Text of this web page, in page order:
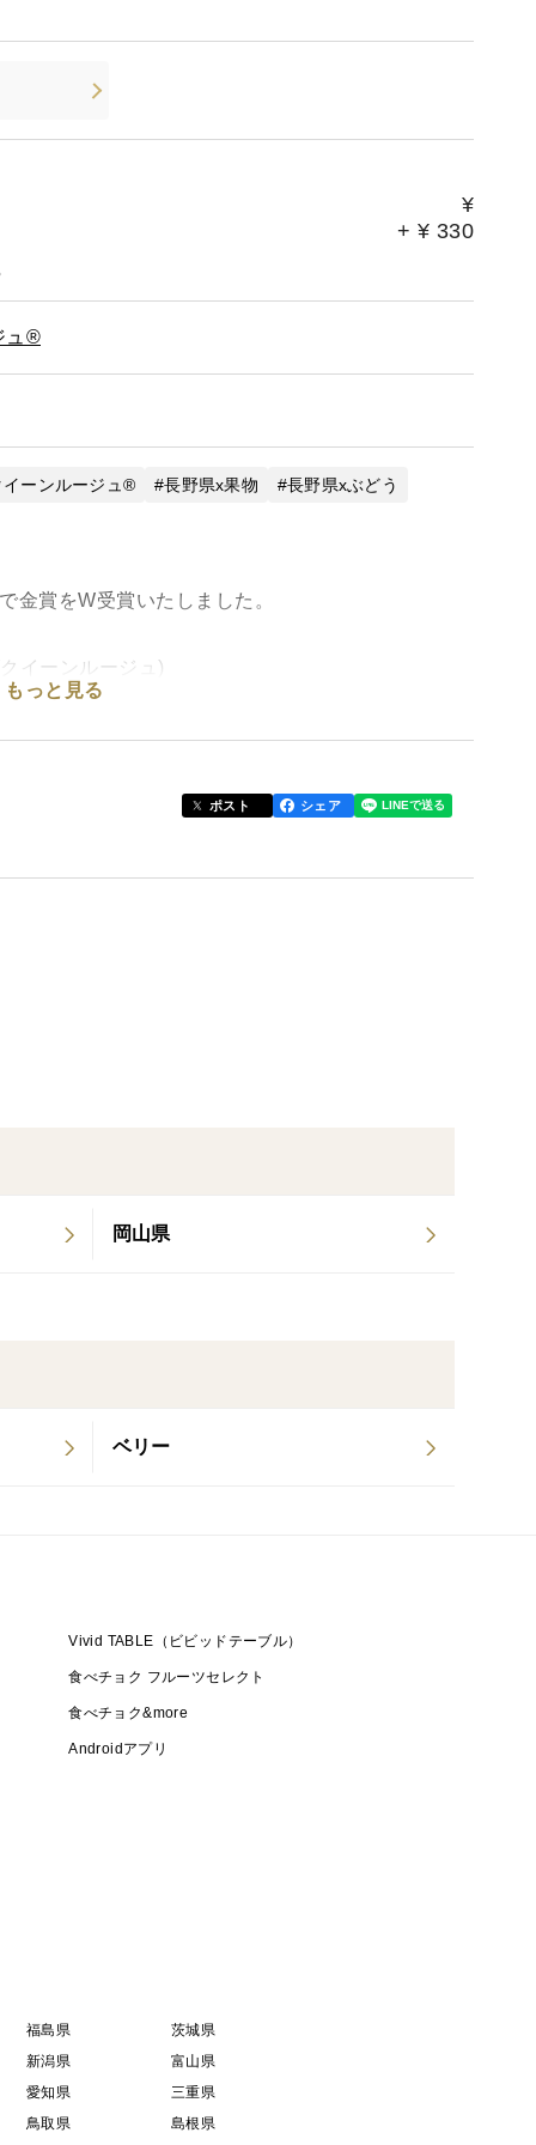
¥
+ ¥ 330
ュ®︎
イーンルージュ®︎ 長野県x果物
長野県xぶどう
金賞をW受賞いたしました。
イーンルージュ)
【金賞】（クイーンルージュ）
やかなマスカット香を兼ね備えています。
い
9月下旬～10月下旬にかけてとなりますが、収穫
もっと見る
ポスト シェア
岡山県
ベリー
Vivid TABLE（ビビッドテーブル）
食べチョク フルーツセレクト
食べチョク&more
Androidアプリ
福島県
茨城県
新潟県
富山県
愛知県
三重県
鳥取県 島根県